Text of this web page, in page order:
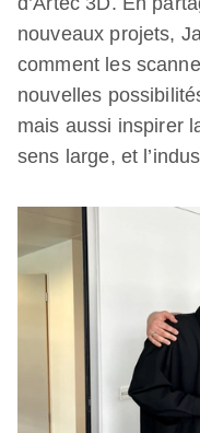
nouveaux projets,
comment les
nouvelles
mais aussi inspirer
sens large, et